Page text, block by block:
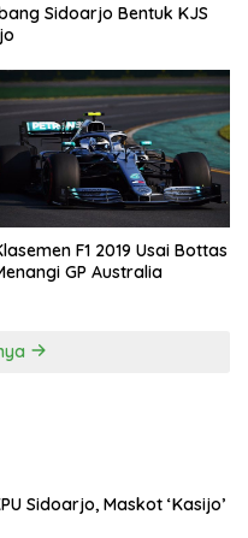
Sidoarjo Bentuk KJS
F1 2019 Usai Bottas
GP Australia
Sidoarjo, Maskot ‘Kasijo’